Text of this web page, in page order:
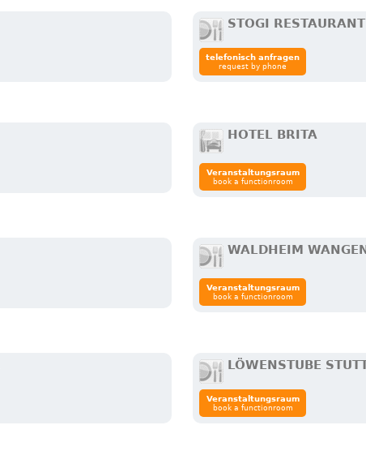
STOGI
telefonisch anfragen
request by phone
HOTEL BRITA
Veranstaltungsraum
book a functionroom
WALDHEIM
Veranstaltungsraum
book a functionroom
LÖWENSTUBE
Veranstaltungsraum
book a functionroom